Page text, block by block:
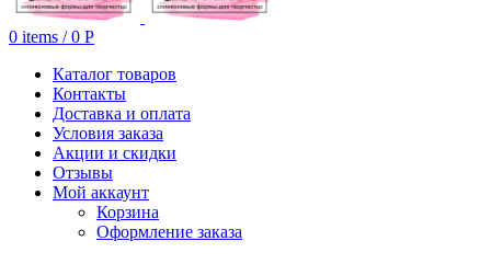
0 items / 0 Р
Каталог товаров
Контакты
Доставка и оплата
Условия заказа
Акции и скидки
Отзывы
Мой аккаунт
Корзина
Оформление заказа